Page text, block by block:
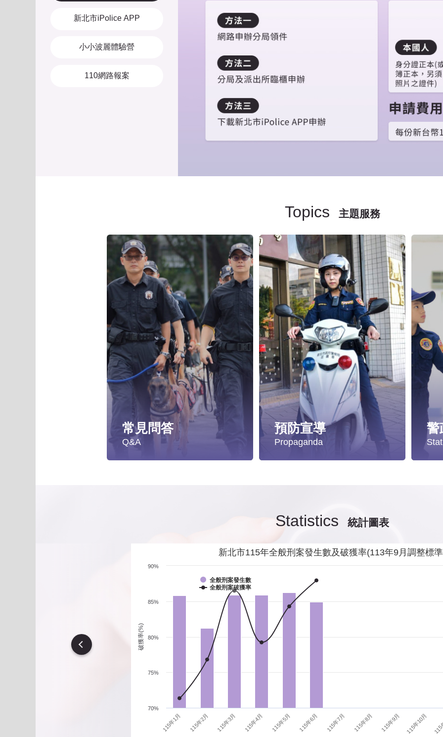
新北市iPolice APP
小小波麗體驗營
110網路報案
Topics 主題服務
常見問答
Q&A
如何執行家庭暴力加害人訪查、訪查對象及期間為何?
預防宣導
Propaganda
影音專區
交通安全
犯罪防治
警
警
Statistics 統計圖表
破獲率(%)
新北市115年全般刑案發生數及破獲率(113年9月調整標
全般刑案發生數
全般刑案破獲率
115年1月 115年2月 115年3月 115年4月 115年5月 115年6月 115年7月 115年8月 115年9月 115年10月
70%
75%
80%
85%
90%